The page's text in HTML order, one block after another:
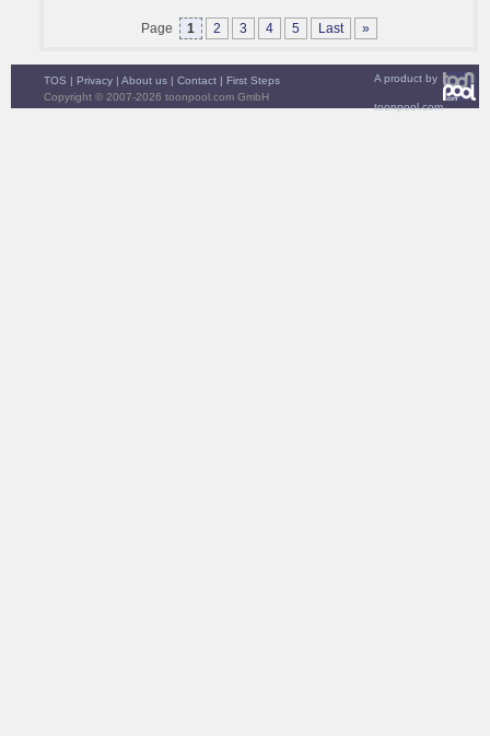
Page 1 2 3 4 5 Last »
A product by
toonpool.com
TOS | Privacy | About us | Contact | First Steps
Copyright © 2007-2026 toonpool.com GmbH